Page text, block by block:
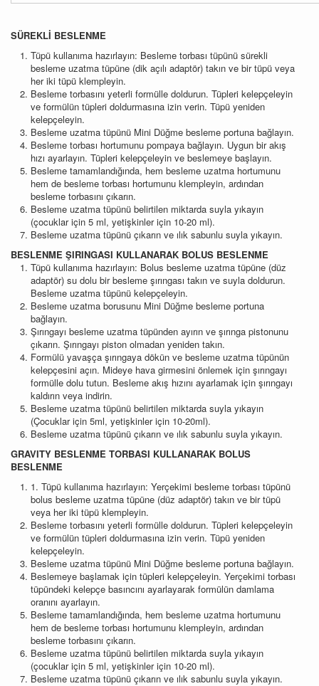
SÜREKLİ BESLENME
Tüpü kullanıma hazırlayın: Besleme torbası tüpünü sürekli
besleme uzatma tüpüne (dik açılı adaptör) takın ve bir tüpü veya
her iki tüpü klempleyin.
Besleme torbasını yeterli formülle doldurun. Tüpleri kelepçeleyin
ve formülün tüpleri doldurmasına izin verin. Tüpü yeniden
kelepçeleyin.
Besleme uzatma tüpünü Mini Düğme besleme portuna bağlayın.
Besleme torbası hortumunu pompaya bağlayın. Uygun bir akış
hızı ayarlayın. Tüpleri kelepçeleyin ve beslemeye başlayın.
Besleme tamamlandığında, hem besleme uzatma hortumunu
hem de besleme torbası hortumunu klempleyin, ardından
besleme torbasını çıkarın.
Besleme uzatma tüpünü belirtilen miktarda suyla yıkayın
(çocuklar için 5 ml, yetişkinler için 10-20 ml).
Besleme uzatma tüpünü çıkarın ve ılık sabunlu suyla yıkayın.
BESLENME ŞIRINGASI KULLANARAK BOLUS BESLENME
Tüpü kullanıma hazırlayın: Bolus besleme uzatma tüpüne (düz
adaptör) su dolu bir besleme şırıngası takın ve suyla doldurun.
Besleme uzatma tüpünü kelepçeleyin.
Besleme uzatma borusunu Mini Düğme besleme portuna
bağlayın.
Şırıngayı besleme uzatma tüpünden ayırın ve şırınga pistonunu
çıkarın. Şırıngayı piston olmadan yeniden takın.
Formülü yavaşça şırıngaya dökün ve besleme uzatma tüpünün
kelepçesini açın. Mideye hava girmesini önlemek için şırıngayı
formülle dolu tutun. Besleme akış hızını ayarlamak için şırıngayı
kaldırın veya indirin.
Besleme uzatma tüpünü belirtilen miktarda suyla yıkayın
(Çocuklar için 5ml, yetişkinler için 10-20ml).
Besleme uzatma tüpünü çıkarın ve ılık sabunlu suyla yıkayın.
GRAVITY BESLENME TORBASI KULLANARAK BOLUS
BESLENME
1. Tüpü kullanıma hazırlayın: Yerçekimi besleme torbası tüpünü
bolus besleme uzatma tüpüne (düz adaptör) takın ve bir tüpü
veya her iki tüpü klempleyin.
Besleme torbasını yeterli formülle doldurun. Tüpleri kelepçeleyin
ve formülün tüpleri doldurmasına izin verin. Tüpü yeniden
kelepçeleyin.
Besleme uzatma tüpünü Mini Düğme besleme portuna bağlayın.
Beslemeye başlamak için tüpleri kelepçeleyin. Yerçekimi torbası
tüpündeki kelepçe basıncını ayarlayarak formülün damlama
oranını ayarlayın.
Besleme tamamlandığında, hem besleme uzatma hortumunu
hem de besleme torbası hortumunu klempleyin, ardından
besleme torbasını çıkarın.
Besleme uzatma tüpünü belirtilen miktarda suyla yıkayın
(çocuklar için 5 ml, yetişkinler için 10-20 ml).
Besleme uzatma tüpünü çıkarın ve ılık sabunlu suyla yıkayın.